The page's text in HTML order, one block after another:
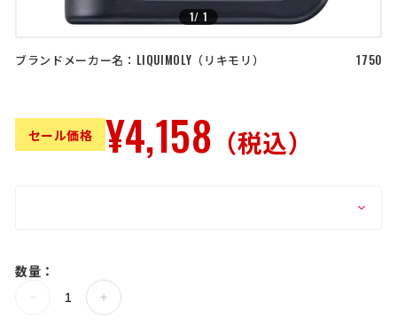
1/ 1
ブランドメーカー名： LIQUIMOLY リキモリ 1750
セール価格 ¥4,158 （税込）
数量：